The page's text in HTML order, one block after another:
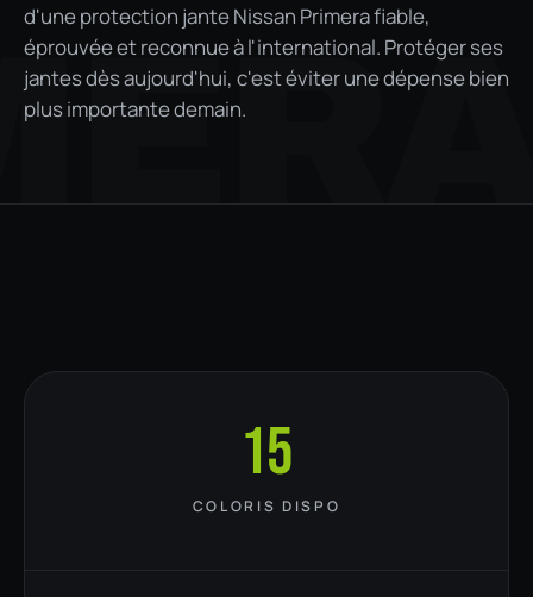
d'une protection jante Nissan Primera fiable,
éprouvée et reconnue à l'international. Protéger ses
jantes dès aujourd'hui, c'est éviter une dépense bien
plus importante demain.
15
COLORIS DISPO